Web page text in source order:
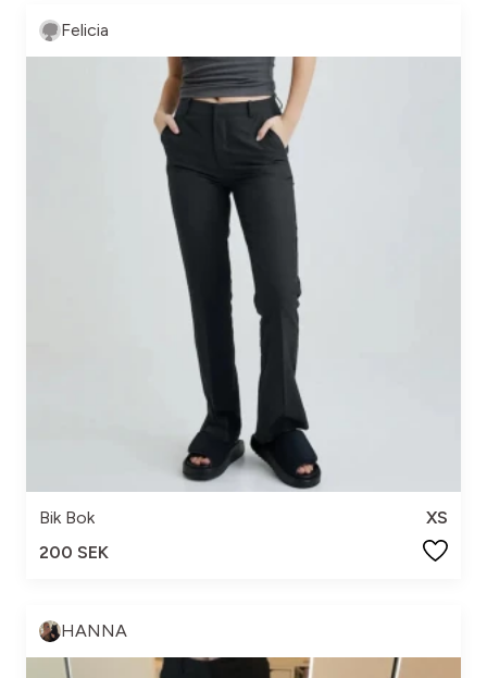
Felicia
Bik Bok
XS
200 SEK
HANNA